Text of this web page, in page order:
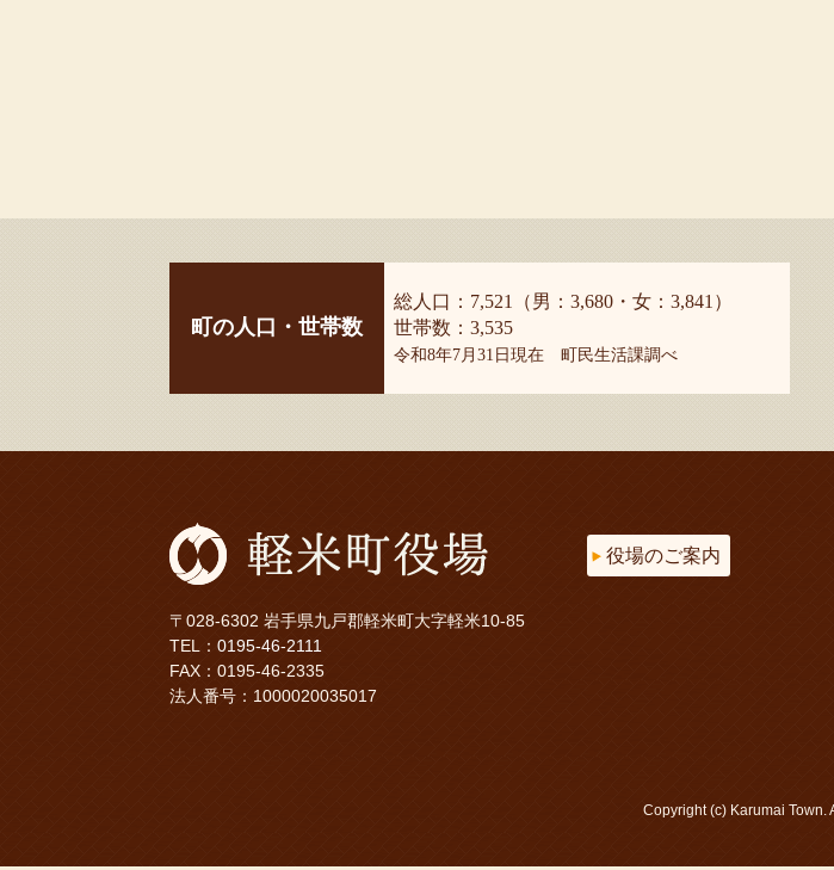
町の人口・世帯数
総人口：7,521（男：3,680・女：3,841）
世帯数：3,535
令和8年7月31日現在 町民生活課調べ
〒028-6302 岩手県九戸郡軽米町大字軽米10-85
TEL： 0195-46-2111
FAX：0195-46-2335
法人番号：1000020035017
役場のご案内
Copyright (c) Karumai Town.